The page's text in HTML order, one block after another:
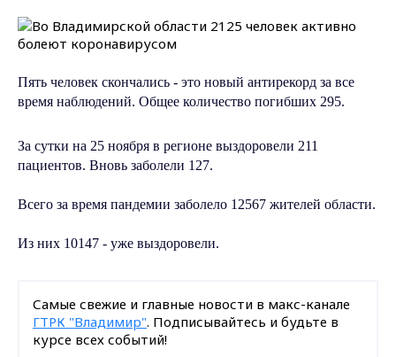
Пять человек скончались - это новый антирекорд за все
время наблюдений. Общее количество погибших 295.
За сутки на 25 ноября в регионе выздоровели 211
пациентов. Вновь заболели 127.
Всего за время пандемии заболело 12567 жителей области.
Из них 10147 - уже выздоровели.
Самые свежие и главные новости в макс-канале
ГТРК "Владимир". Подписывайтесь и будьте в
курсе всех событий!